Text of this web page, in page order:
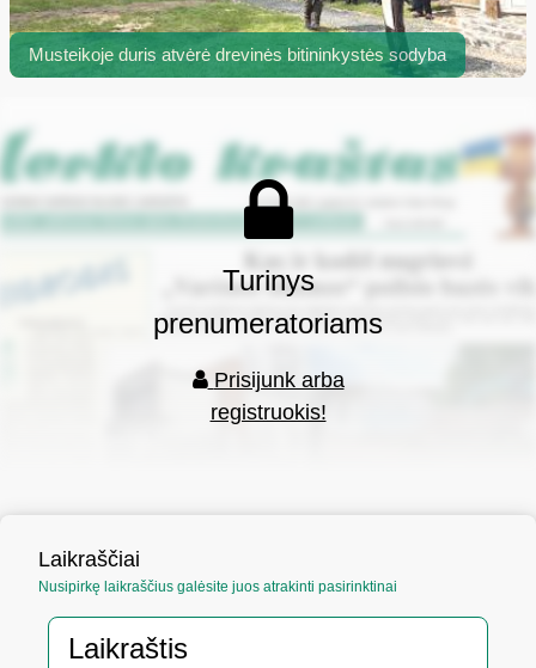
Musteikoje duris atvėrė drevinės bitininkystės sodyba
Turinys
prenumeratoriams
Prisijunk arba
registruokis!
Laikraščiai
Nusipirkę laikraščius galėsite juos atrakinti pasirinktinai
Laikraštis